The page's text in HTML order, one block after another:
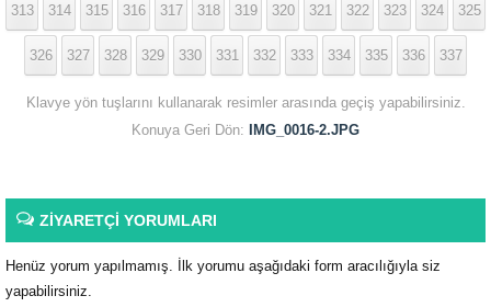
313 314 315 316 317 318 319 320 321 322 323 324 325
326 327 328 329 330 331 332 333 334 335 336 337
Klavye yön tuşlarını kullanarak resimler arasında geçiş yapabilirsiniz.
Konuya Geri Dön: IMG_0016-2.JPG
ZİYARETÇİ YORUMLARI
Henüz yorum yapılmamış. İlk yorumu aşağıdaki form aracılığıyla siz
yapabilirsiniz.